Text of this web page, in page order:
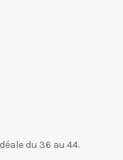
du 36 au 44.